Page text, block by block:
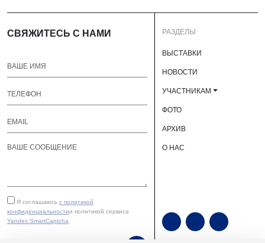
СВЯЖИТЕСЬ С НАМИ
Я соглашаюсь с политикой
конфиденциальностии политикой сервиса
Yandex SmartCaptcha
РАЗДЕЛЫ
ВЫСТАВКИ
НОВОСТИ
УЧАСТНИКАМ
ФОТО
АРХИВ
О НАС